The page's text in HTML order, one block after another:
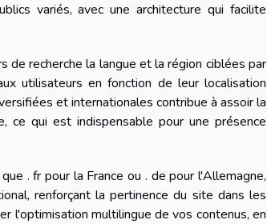
variés, avec une architecture qui facilite
de recherche la langue et la région ciblées par
utilisateurs en fonction de leur localisation
et internationales contribue à assoir la
qui est indispensable pour une présence
. fr pour la France ou . de pour l'Allemagne,
renforçant la pertinence du site dans les
l'optimisation multilingue de vos contenus, en